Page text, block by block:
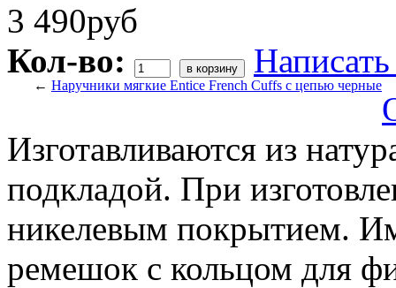
3 490руб
Кол-во:
← Наручники мягкие Entice French Cuffs с цепью черные
Изготавливаются из
подкладой. При
никелевым покрытием.
ремешок с кольцом для